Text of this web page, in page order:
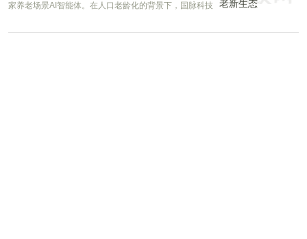
家养老场景AI智能体。在人口老龄化的背景下，国脉科技